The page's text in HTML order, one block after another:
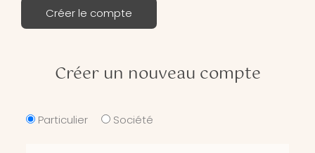
Créer le compte
Créer un nouveau compte
Particulier Société